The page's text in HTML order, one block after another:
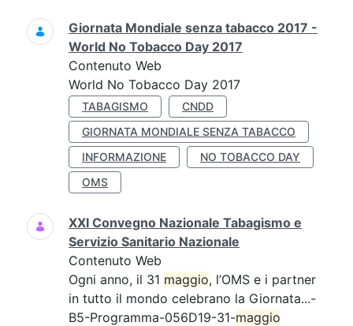
Giornata Mondiale senza tabacco 2017 -
World No Tobacco Day 2017
Contenuto Web
World No Tobacco Day 2017
TABAGISMO
CNDD
GIORNATA MONDIALE SENZA TABACCO
INFORMAZIONE
NO TOBACCO DAY
OMS
XXI Convegno Nazionale Tabagismo e
Servizio Sanitario Nazionale
Contenuto Web
Ogni anno, il 31 maggio, l’OMS e i partner
in tutto il mondo celebrano la Giornata...-
B5-Programma-056D19-31-maggio